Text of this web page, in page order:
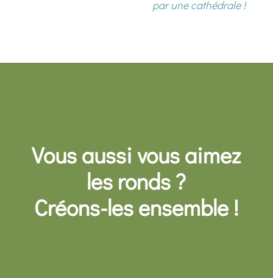
par une cathédrale !
Vous aussi vous aimez
les ronds ?
Créons-les ensemble !